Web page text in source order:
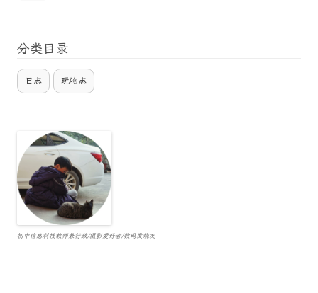
分类目录
日志 玩物志
初中信息科技教师兼行政/摄影爱好者/数码发烧友